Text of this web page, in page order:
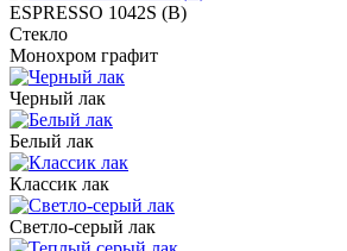
ESPRESSO 1042S (В)
Стекло
Монохром графит
Черный лак
Белый лак
Классик лак
Светло-серый лак